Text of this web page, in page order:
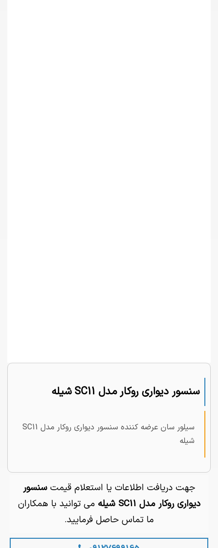
سنسور دیواری روکار مدل SC11 شیله
سیلور سان عرضه کننده سنسور دیواری روکار مدل SC11
شیله
جهت دریافت اطلاعات یا استعلام قیمت سنسور
دیواری روکار مدل SC11 شیله
می توانید با همکاران
ما تماس حاصل فرمایید.